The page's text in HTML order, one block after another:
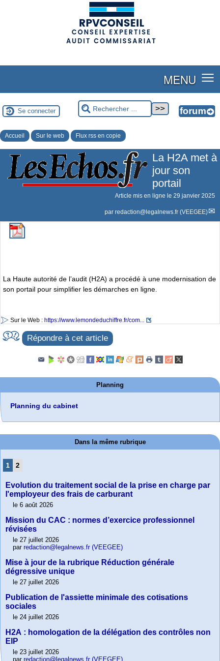
MENU
Se connecter
Accueil Sur le web Flux rss en copie
La H2A met à
jour son
portail
Article mis en ligne le 29 janvier 2025
par redaction@legalnews.fr (VEEGEE)
La Haute autorité de l’audit (H2A) a procédé à une modernisation de
son portail pour simplifier les démarches en ligne.
Sur le Web : https://www.lemondeduchiffre.fr/com...
Répondre à cet article
Planning
Planning du cabinet
Dans la même rubrique
1 2
Evolution du traitement social de la prise en charge par
l'employeur des frais de carburant
le 6 août 2026
Mission du CAC : normes d’exercice professionnel
révisées
le 27 juillet 2026
par redaction@legalnews.fr (VEEGEE)
Mise à jour de la rubrique Réduction générale
dégressive unique
le 27 juillet 2026
Publication de l'assiette minimale des cotisations
sociales
le 24 juillet 2026
H2A : homologation de la délégation des contrôles non
EIP
le 23 juillet 2026
par redaction@legalnews.fr (VEEGEE)